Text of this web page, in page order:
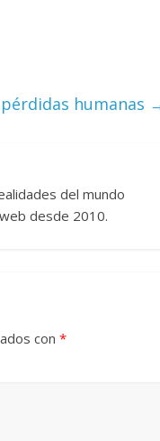
humanas
del mundo
desde 2010.
con *